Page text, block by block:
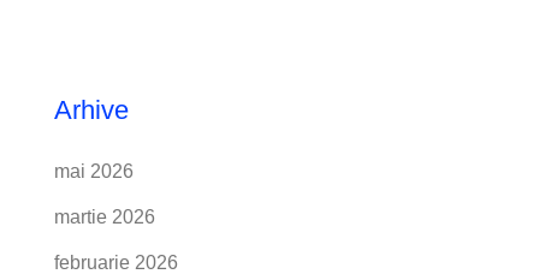
Arhive
mai 2026
martie 2026
februarie 2026